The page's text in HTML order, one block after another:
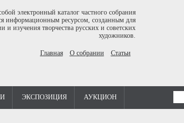
электронный каталог частного собрания
информационным ресурсом, созданным для
и изучения творчества русских и советских
художников.
Главная О собрании Статьи
ЭКСПОЗИЦИЯ АУКЦИОН